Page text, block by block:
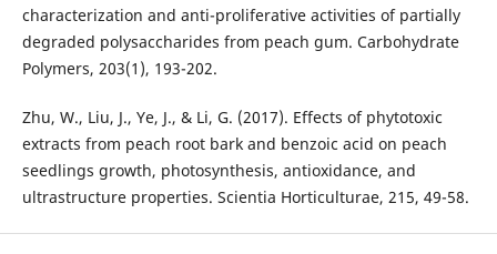
characterization and anti-proliferative activities of partially
degraded polysaccharides from peach gum. Carbohydrate
Polymers, 203(1), 193-202.
Zhu, W., Liu, J., Ye, J., & Li, G. (2017). Effects of phytotoxic
extracts from peach root bark and benzoic acid on peach
seedlings growth, photosynthesis, antioxidance, and
ultrastructure properties. Scientia Horticulturae, 215, 49-58.